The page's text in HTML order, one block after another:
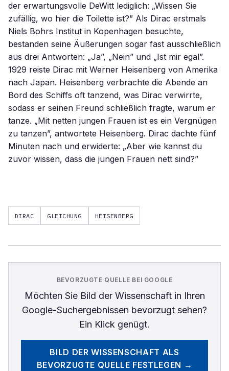
der erwartungsvolle DeWitt lediglich: „Wissen Sie
zufällig, wo hier die Toilette ist?” Als Dirac erstmals
Niels Bohrs Institut in Kopenhagen besuchte,
bestanden seine Äußerungen sogar fast ausschließlich
aus drei Antworten: „Ja”, „Nein” und „Ist mir egal”.
1929 reiste Dirac mit Werner Heisenberg von Amerika
nach Japan. Heisenberg verbrachte die Abende an
Bord des Schiffs oft tanzend, was Dirac verwirrte,
sodass er seinen Freund schließlich fragte, warum er
tanze. „Mit netten jungen Frauen ist es ein Vergnügen
zu tanzen”, antwortete Heisenberg. Dirac dachte fünf
Minuten nach und erwiderte: „Aber wie kannst du
zuvor wissen, dass die jungen Frauen nett sind?”
DIRAC GLEICHUNG HEISENBERG
BEVORZUGTE QUELLE BEI GOOGLE
Möchten Sie Bild der Wissenschaftin Ihren
Google-Suchergebnissen bevorzugt sehen?
Ein Klick genügt.
BILD DER WISSENSCHAFT ALS
BEVORZUGTE QUELLE FESTLEGEN →